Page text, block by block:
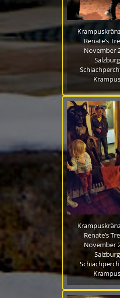
Renate’s
November
Renate’s
November